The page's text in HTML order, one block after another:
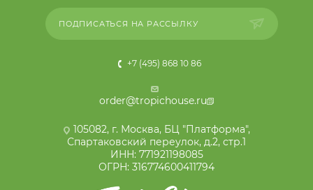
ПОДПИСАТЬСЯ НА РАССЫЛКУ
+7 (495) 868 10 86
order@tropichouse.ru
105082, г. Москва, БЦ "Платформа",
Спартаковский переулок, д.2, стр.1
ИНН: 771921198085
ОГРН: 316774600411794